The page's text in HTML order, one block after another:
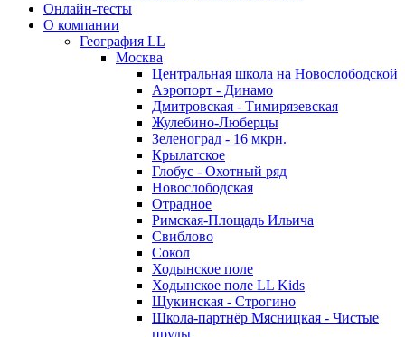
Онлайн-тесты
О компании
География LL
Москва
Центральная школа на Новослободской
Аэропорт - Динамо
Дмитровская - Тимирязевская
Жулебино-Люберцы
Зеленоград - 16 мкрн.
Крылатское
Глобус - Охотный ряд
Новослободская
Отрадное
Римская-Площадь Ильича
Свиблово
Сокол
Ходынское поле
Ходынское поле LL Kids
Щукинская - Строгино
Школа-партнёр Мясницкая - Чистые
пруды